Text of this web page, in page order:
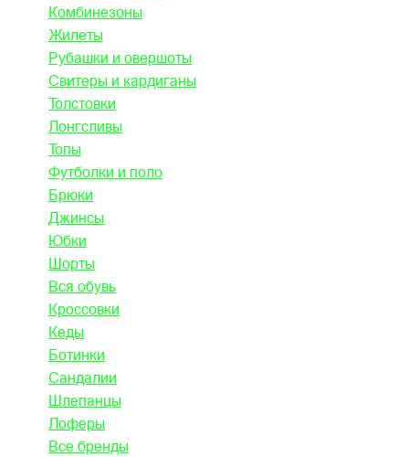
Комбинезоны
Жилеты
Рубашки и овершоты
Свитеры и кардиганы
Толстовки
Лонгсливы
Топы
Футболки и поло
Брюки
Джинсы
Юбки
Шорты
Вся обувь
Кроссовки
Кеды
Ботинки
Сандалии
Шлепанцы
Лоферы
Все бренды